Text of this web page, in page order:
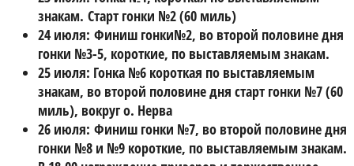
знакам. Старт гонки №2 (60 миль)
24 июля: Финиш гонки№2, во второй половине дня
гонки №3-5, короткие, по выставляемым знакам.
25 июля: Гонка №6 короткая по выставляемым
знакам, во второй половине дня старт гонки №7 (60
миль), вокруг о. Нерва
26 июля: Финиш гонки №7, во второй половине дня
гонки №8 и №9 короткие, по выставляемым знакам.